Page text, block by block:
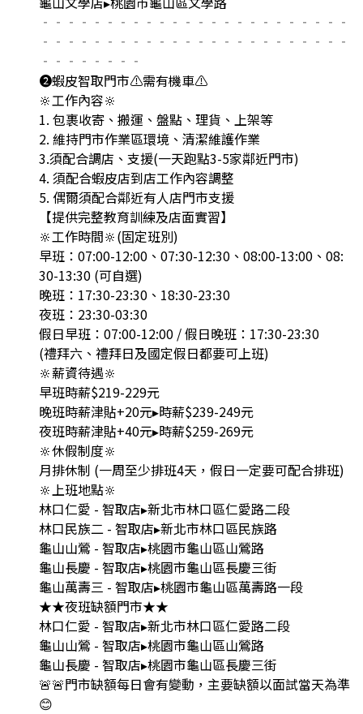
‐‐‐‐‐‐‐‐‐‐‐‐‐‐‐‐‐‐‐‐‐‐‐‐
‐‐‐‐‐‐‐‐‐‐‐‐‐‐‐‐‐‐‐‐‐‐‐‐
‐‐‐‐‐‐‐‐
❷蝦皮智取門市⚠️需有機車⚠️
🔆工作內容🔆
1. 包裹收寄、搬運、盤點、理貨、上架等
2. 維持門市作業區環境、清潔維護作業
3.須配合調店、支援(一天跑點3-5家鄰近門市)
4. 須配合蝦皮店到店工作內容調整
5. 偶爾須配合鄰近有人店門市支援
【提供完整教育訓練及店面實習】
🔆工作時間🔆(固定班別)
早班：07:00-12:00、07:30-12:30、08:00-13:00、08:
30-13:30 (可自選)
晚班：17:30-23:30、18:30-23:30
夜班：23:30-03:30
假日早班：07:00-12:00 / 假日晚班：17:30-23:30
(禮拜六、禮拜日及國定假日都要可上班)
🔆薪資待遇🔆
早班時薪$219-229元
晚班時薪津貼+20元▸時薪$239-249元
夜班時薪津貼+40元▸時薪$259-269元
🔆休假制度🔆
月排休制 (一周至少排班4天，假日一定要可配合排班)
🔆上班地點🔆
林口仁愛 - 智取店▸新北市林口區仁愛路二段
林口民族二 - 智取店▸新北市林口區民族路
龜山山鶯 - 智取店▸桃園市龜山區山鶯路
龜山長慶 - 智取店▸桃園市龜山區長慶三街
龜山萬壽三 - 智取店▸桃園市龜山區萬壽路一段
★★夜班缺額門市★★
林口仁愛 - 智取店▸新北市林口區仁愛路二段
龜山山鶯 - 智取店▸桃園市龜山區山鶯路
龜山長慶 - 智取店▸桃園市龜山區長慶三街
🚨🚨門市缺額每日會有變動，主要缺額以面試當天為準
😊